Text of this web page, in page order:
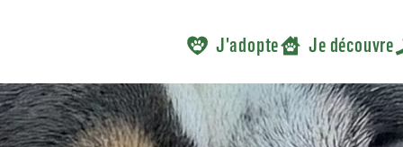
J'adopte Je découvre